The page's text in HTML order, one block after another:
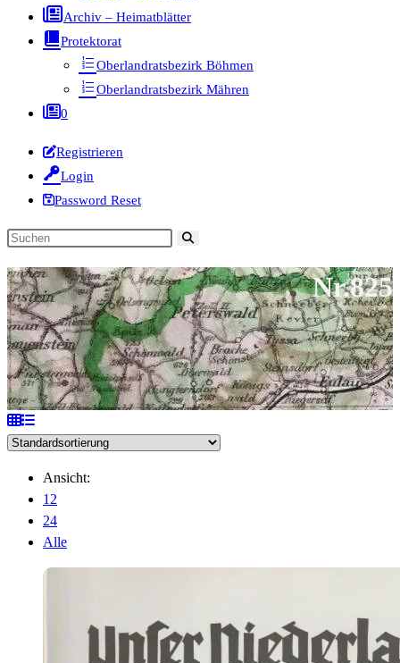
Archiv – Heimatblätter
Protektorat
Oberlandratsbezirk Böhmen
Oberlandratsbezirk Mähren
0
Registrieren
Login
Password Reset
Diese
durchsuchen
Nr.825
Ansicht:
12
24
Alle